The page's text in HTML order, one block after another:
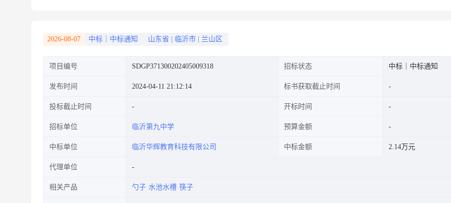
2026-08-07 中标｜中标通知 山东省 临沂市 兰山区
项目编号 SDGP371300202405009318 招标状态 中标｜中标通知
发布时间 2024-04-11 21:12:14 标书获取截止时间
投标截止时间 开标时间
招标单位 临沂第九中学 预算金额
中标单位 临沂华辉教育科技有限公司 中标金额 2.14万元
代理单位
相关产品 勺子 水池水槽 筷子